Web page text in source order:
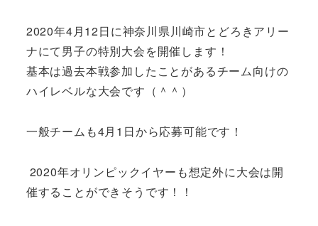
2020年4月12日に神奈川県川崎市とどろきアリー
ナにて男子の特別大会を開催します！
基本は過去本戦参加したことがあるチーム向けの
ハイレベルな大会です（＾＾）
一般チームも4月1日から応募可能です！
2020年オリンピックイヤーも想定外に大会は開
催することができそうです！！